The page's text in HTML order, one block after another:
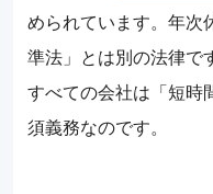
められています。年次
準法」とは別の法律で
すべての会社は「短時
須義務なのです。